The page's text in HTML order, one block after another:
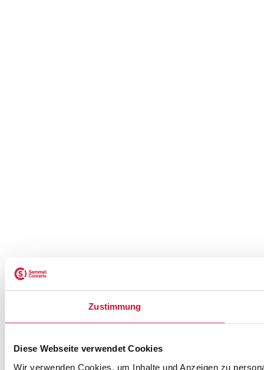
Zustimmung
Diese Webseite verwendet Cookies
Wir verwenden Cookies, um Inhalte und Anzeigen zu